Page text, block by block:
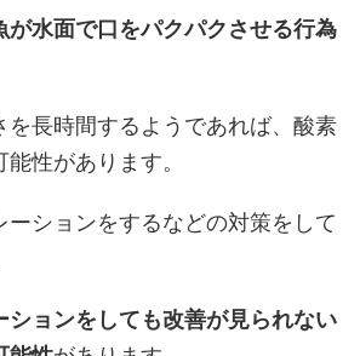
が水面で口をパクパクさせる行為
を長時間するようであれば、酸素
性があります。
ーションをするなどの対策をして
ションをしても改善が見られない